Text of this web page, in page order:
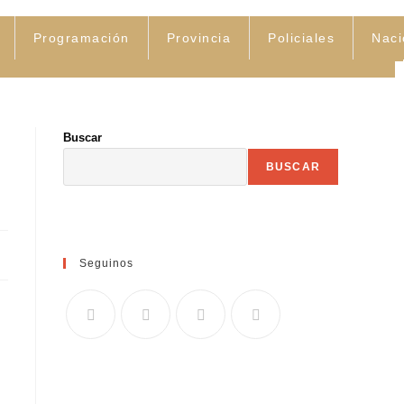
Programación Provincia Policiales
Buscar
BUSCAR
Seguinos